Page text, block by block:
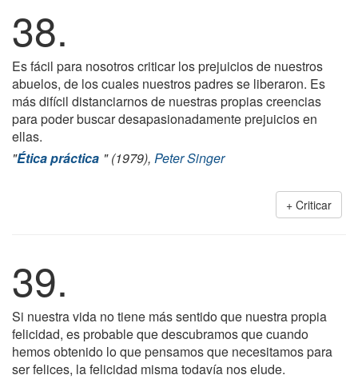
38.
Es fácil para nosotros criticar los prejuicios de nuestros
abuelos, de los cuales nuestros padres se liberaron. Es
más difícil distanciarnos de nuestras propias creencias
para poder buscar desapasionadamente prejuicios en
ellas.
"Ética práctica " (1979), Peter Singer
Criticar
39.
Si nuestra vida no tiene más sentido que nuestra propia
felicidad, es probable que descubramos que cuando
hemos obtenido lo que pensamos que necesitamos para
ser felices, la felicidad misma todavía nos elude.